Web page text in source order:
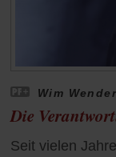
Wim
Die
Seit vielen